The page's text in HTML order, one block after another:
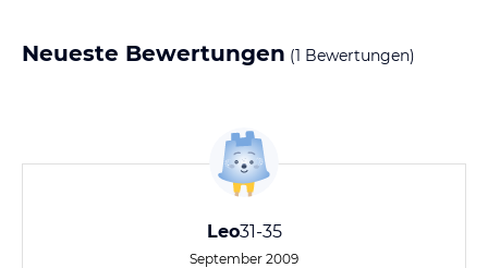
Neueste Bewertungen (1 Bewertungen)
Leo31-35
September 2009